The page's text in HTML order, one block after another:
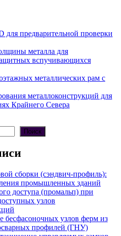
для предварительной проверки
металла для
вспучивающихся
металлических рам с
металлоконструкций для
Крайнего Севера
Поиск
сборки (сэндвич-профиль):
промышленных зданий
доступа (промальп) при
узлов
бесфасоночных узлов ферм из
профилей (ГНУ)